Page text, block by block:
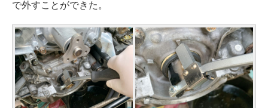
で外すことができた。